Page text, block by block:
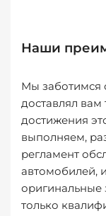
Наши
Мы заботимся
доставлял вам
достижения
выполняем,
регламент
автомобилей,
оригинальные
только